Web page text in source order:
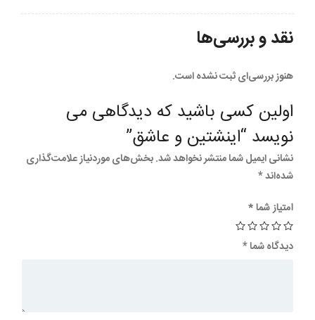
نقد و بررسی‌ها
هنوز بررسی‌ای ثبت نشده است.
اولین کسی باشید که دیدگاهی می
نویسد “اینشتین و عاشق”
نشانی ایمیل شما منتشر نخواهد شد.بخش‌های موردنیاز علامت‌گذاری
شده‌اند*
امتیاز شما*
دیدگاه شما*